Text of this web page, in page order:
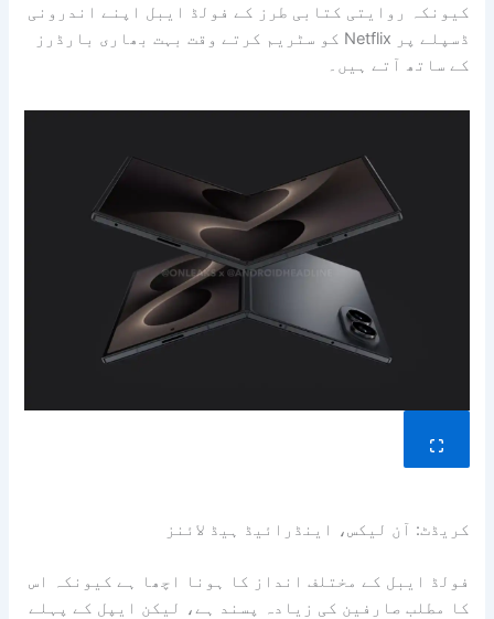
کیونکہ روایتی کتابی طرز کے فولڈ ایبل اپنے اندرونی
ڈسپلے پر Netflix کو سٹریم کرتے وقت بہت بھاری بارڈرز
کے ساتھ آتے ہیں۔
کریڈٹ: آن لیکس، اینڈرائیڈ ہیڈ لائنز
فولڈ ایبل کے مختلف انداز کا ہونا اچھا ہے کیونکہ اس
کا مطلب صارفین کی زیادہ پسند ہے، لیکن ایپل کے پہلے